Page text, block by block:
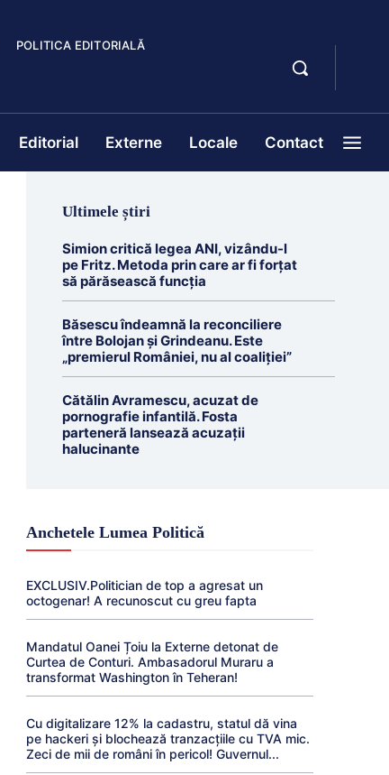
POLITICA EDITORIALĂ
Editorial Externe Locale Contact
Ultimele știri
Simion critică legea ANI, vizându-l
pe Fritz. Metoda prin care ar fi forțat
să părăsească funcția
Băsescu îndeamnă la reconciliere
între Bolojan și Grindeanu. Este
„premierul României, nu al coaliției”
Cătălin Avramescu, acuzat de
pornografie infantilă. Fosta
parteneră lansează acuzații
halucinante
Anchetele Lumea Politică
EXCLUSIV.Politician de top a agresat un
octogenar! A recunoscut cu greu fapta
Mandatul Oanei Țoiu la Externe detonat de
Curtea de Conturi. Ambasadorul Muraru a
transformat Washington în Teheran!
Cu digitalizare 12% la cadastru, statul dă vina
pe hackeri și blochează tranzacțiile cu TVA mic.
Zeci de mii de români în pericol! Guvernul...